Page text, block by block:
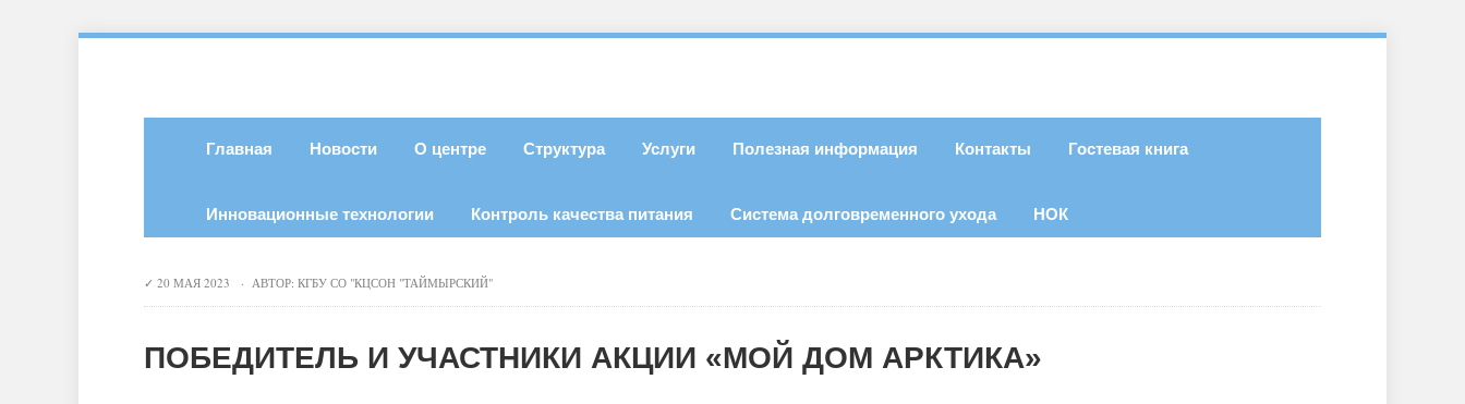
Главная Новости О центре Структура Услуги Полезная информация Контакты Гостевая книга
Инновационные технологии Контроль качества питания Система долговременного ухода НОК
20 МАЯ 2023 · АВТОР: КГБУ СО "КЦСОН "ТАЙМЫРСКИЙ"
ПОБЕДИТЕЛЬ И УЧАСТНИКИ АКЦИИ «МОЙ ДОМ АРКТИКА»